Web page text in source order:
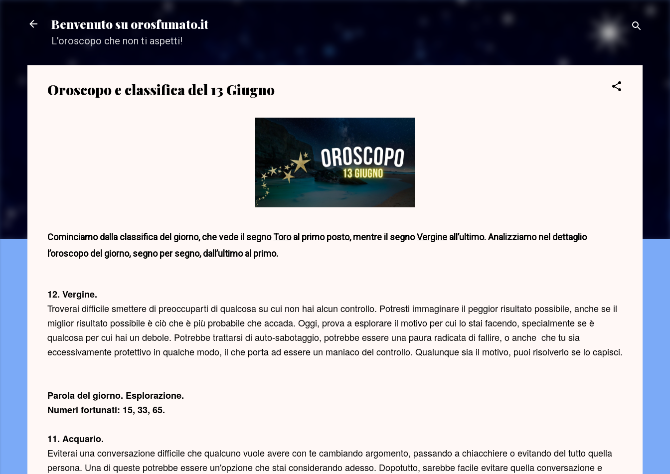
Benvenuto su orosfumato.it
L'oroscopo che non ti aspetti!
Oroscopo e classifica del 13 Giugno
Cominciamo dalla classifica del giorno, che vede il segnoToroal primo posto, mentre il segnoVergine all’ultimo. Analizziamo nel dettaglio
l’oroscopo del giorno, segno per segno, dall’ultimo al primo.
12. Vergine.
Troverai difficile smettere di preoccuparti di qualcosa su cui non hai alcun controllo. Potresti immaginare il peggior risultato possibile, anche se il
miglior risultato possibile è ciò che è più probabile che accada. Oggi, prova a esplorare il motivo per cui lo stai facendo, specialmente se è
qualcosa per cui hai un debole. Potrebbe trattarsi di auto-sabotaggio, potrebbe essere una paura radicata di fallire, o anche che tu sia
eccessivamente protettivo in qualche modo, il che porta ad essere un maniaco del controllo. Qualunque sia il motivo, puoi risolverlo se lo capisci.
Parola del giorno. Esplorazione.
Numeri fortunati: 15, 33, 65.
11. Acquario.
Eviterai una conversazione difficile che qualcuno vuole avere con te cambiando argomento, passando a chiacchiere o evitando del tutto quella
persona. Una di queste potrebbe essere un'opzione che stai considerando adesso. Dopotutto, sarebbe facile evitare quella conversazione e